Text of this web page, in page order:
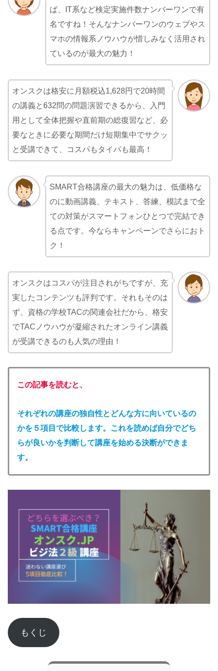
ば、IT系など検定実施件数ナンバーワンで有
名ですね！そんなナンバーワンのウェブやス
マホの情報系ノウハウが惜しみなく活用され
ているのが最大の魅力！
オンスクは格安に月額税込1,628円で20時間
の講義と632問の問題演習できるから、入門
用として全体把握や直前期の総復習など、必
要なときに必要な期間だけ短期集中でサクッ
と受講できて、コスパもタイパも最高！
SMART合格講座の最大の魅力は、低価格な
のに動画講義、テキスト、答練、模試まで全
ての対策がスマートフォンひとつで完結でき
る点です。今ならキャンペーンでさらにおト
ク！
オンスクはコスパが注目されがちですが、充
実したコンテンツも評判です。それもそのは
ず、資格の学校TACの関連会社だから、格安
でTACノウハウが凝縮されたオンライン講義
が受講できるのも人気の理由！
この記事を読むと、
それぞれの講座の独自性とどんな方に向いているの
かを５項目で比較します。これを読めば自分でどち
らが良いかを判断して講座を始める決断ができま
す。
もくじ